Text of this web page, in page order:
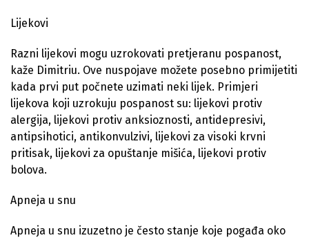
Lijekovi
Razni lijekovi mogu uzrokovati pretjeranu pospanost,
kaže Dimitriu. Ove nuspojave možete posebno primijetiti
kada prvi put počnete uzimati neki lijek. Primjeri
lijekova koji uzrokuju pospanost su: lijekovi protiv
alergija, lijekovi protiv anksioznosti, antidepresivi,
antipsihotici, antikonvulzivi, lijekovi za visoki krvni
pritisak, lijekovi za opuštanje mišića, lijekovi protiv
bolova.
Apneja u snu
Apneja u snu izuzetno je često stanje koje pogađa oko